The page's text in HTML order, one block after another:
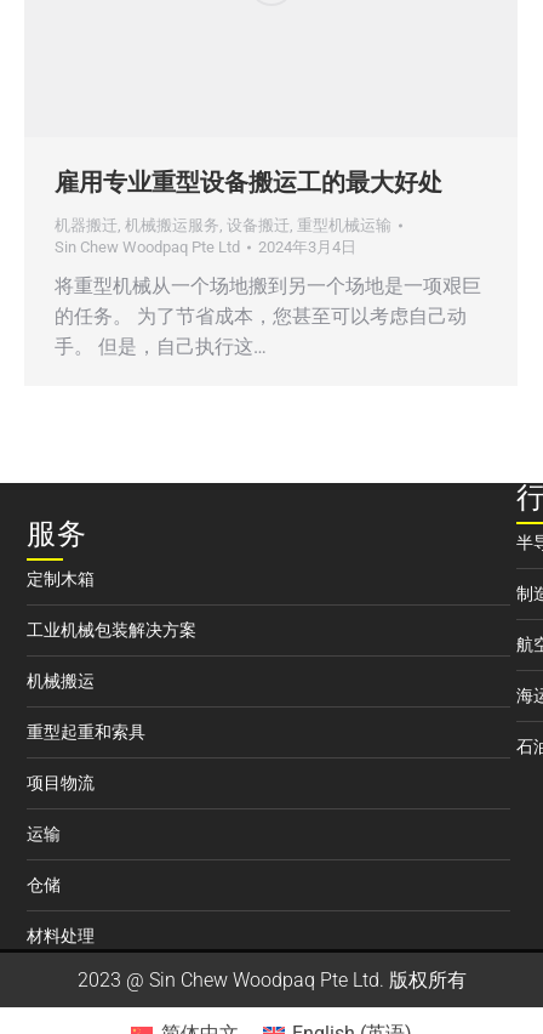
雇用专业重型设备搬运工的最大好处
机器搬迁, 机械搬运服务, 设备搬迁, 重型机械运输
Sin Chew Woodpaq Pte Ltd
2024年3月4日
将重型机械从一个场地搬到另一个场地是一项艰巨
的任务。 为了节省成本，您甚至可以考虑自己动
手。 但是，自己执行这…
服务
定制木箱
工业机械包装解决方案
机械搬运
重型起重和索具
项目物流
运输
仓储
材料处理
半
制
航
海
石
2023 @ Sin Chew Woodpaq Pte Ltd. 版权所有